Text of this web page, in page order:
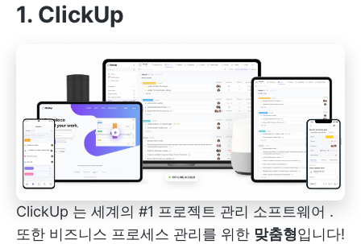
1. ClickUp
ClickUp 는 세계의 #1 프로젝트 관리 소프트웨어 .
또한 비즈니스 프로세스 관리를 위한 맞춤형입니다!